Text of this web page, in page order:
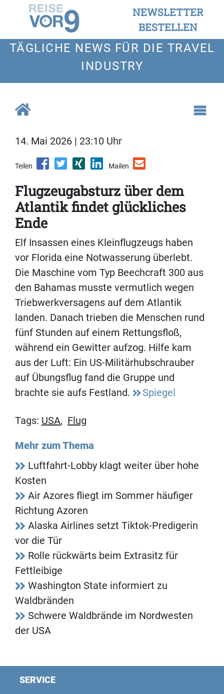
NEWSLETTER
BESTELLEN
TÄGLICHE NEWS FÜR DIE TRAVEL
INDUSTRY
14. Mai 2026 | 23:10 Uhr
Teilen Mailen
Flugzeugabsturz über dem
Atlantik findet glückliches
Ende
Elf Insassen eines Kleinflugzeugs haben
vor Florida eine Notwasserung überlebt.
Die Maschine vom Typ Beechcraft 300 aus
den Bahamas musste vermutlich wegen
Triebwerkversagens auf dem Atlantik
landen. Danach trieben die Menschen rund
fünf Stunden auf einem Rettungsfloß,
während ein Gewitter aufzog. Hilfe kam
aus der Luft: Ein US-Militärhubschrauber
auf Übungsflug fand die Gruppe und
brachte sie aufs Festland.
Spiegel
Tags: USA, Flug
Mehr zum Thema
Luftfahrt-Lobby klagt weiter über hohe
Kosten
Air Azores fliegt im Sommer häufiger
Richtung Azoren
Alaska Airlines setzt Tiktok-Predigerin
vor die Tür
Rolle rückwärts beim Extrasitz für
Fettleibige
Washington State informiert zu
Waldbränden
Schwere Waldbrände im Nordwesten
der USA
SERVICE